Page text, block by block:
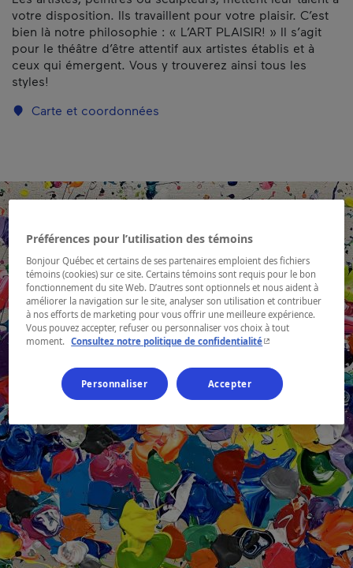
votre disposition. Ils travaillent pour votre plaisir. C’est
bien là notre philosophie : « L’ART PLAISIR! » Il s’agit
pour le théâtre d’être attentif aux artistes établis et à
ceux qui émergent. Vous y trouverez ainsi tous les
styles!
Carte et coordonnées
Préférences pour l’utilisation des témoins
Bonjour Québec et certains de ses partenaires emploient des fichiers
témoins (cookies) sur ce site. Certains témoins sont requis pour le bon
fonctionnement du site Web. D’autres sont optionnels et nous aident à
améliorer la navigation sur le site, analyser son utilisation et contribuer
à nos efforts de marketing pour vous offrir une meilleure expérience.
Vous pouvez accepter, refuser ou personnaliser vos choix à tout
moment.
Consultez notre politique de confidentialité- Cet hyperlien
Personnaliser Accepter